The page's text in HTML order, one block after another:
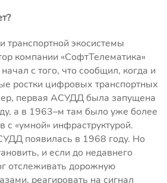
транспортной экосистемы
компании «СофтТелематика»
с того, что сообщил, когда и
ростки цифровых транспортных
первая АСУДД была запущена
а в 1963–м там было уже более
с «умной» инфраструктурой.
появилась в 1968 году. Но
и если до недавнего
отслеживать дорожную
реагировать на сигнал